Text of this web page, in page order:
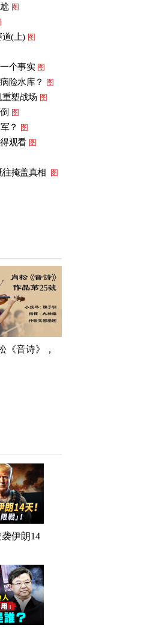
图
(上) 图
个事实 图
险水库？ 图
塑战场 图
图
？ 图
观看 图
掩盖真相 图
《音诗》，
伊朗14